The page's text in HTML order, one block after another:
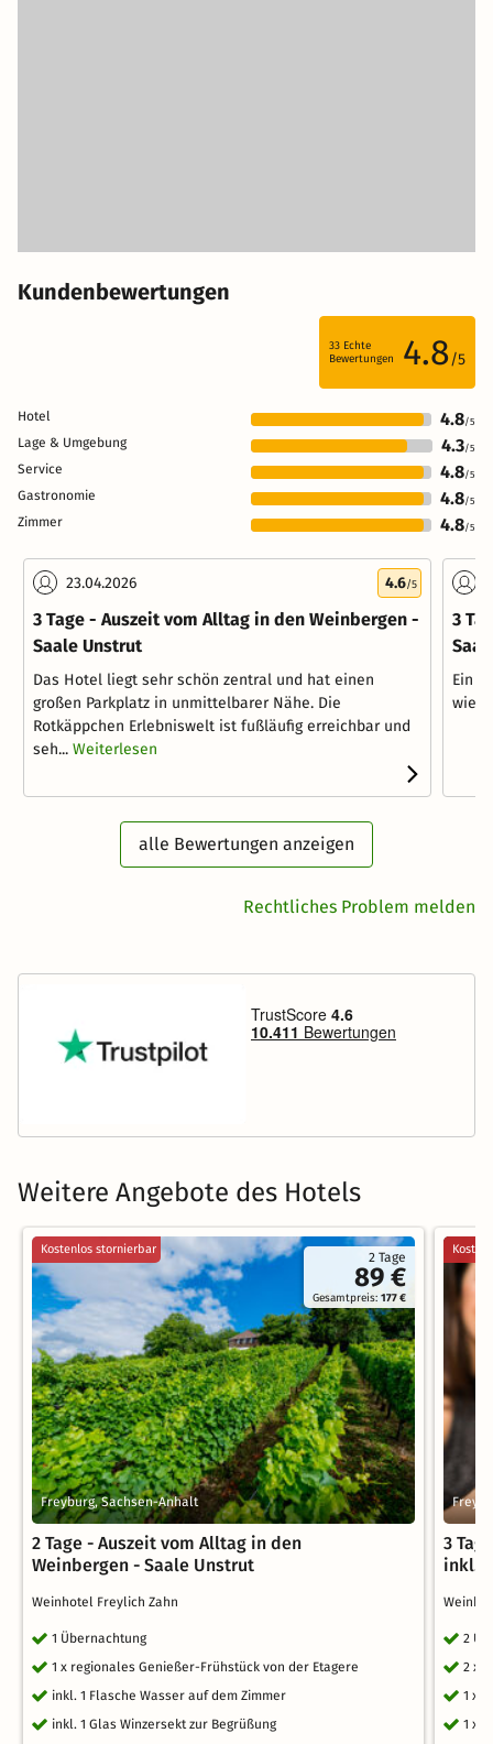
Kundenbewertungen
33 Echte
Bewertungen
4.8/5
Hotel 4.8/5
Lage & Umgebung 4.3/5
Service 4.8/5
Gastronomie 4.8/5
Zimmer 4.8/5
23.04.2026 4.6/5
3 Tage - Auszeit vom Alltag in den Weinbergen -
Saale Unstrut
Das Hotel liegt sehr schön zentral und hat einen
großen Parkplatz in unmittelbarer Nähe. Die
Rotkäppchen Erlebniswelt ist fußläufig erreichbar und
seh... Weiterlesen
3
Ein
alle Bewertungen anzeigen
Rechtliches Problem melden
Weitere Angebote des Hotels
2 Tage
89 €
Gesamtpreis:177 €
Kostenlos stornierbar
Freyburg, Sachsen-Anhalt
2 Tage - Auszeit vom Alltag in den
Weinbergen - Saale Unstrut
Weinhotel Freylich Zahn
1 Übernachtung
1 x regionales Genießer-Frühstück von der Etagere
inkl. 1 Flasche Wasser auf dem Zimmer
inkl. 1 Glas Winzersekt zur Begrüßung
3
inkl.
2
2 x
1 x
1 x